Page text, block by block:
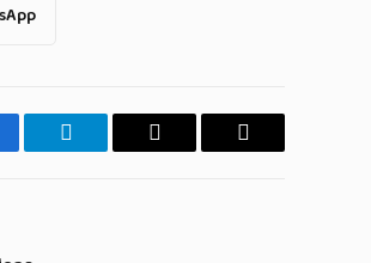
TelegramaCopiar
E-